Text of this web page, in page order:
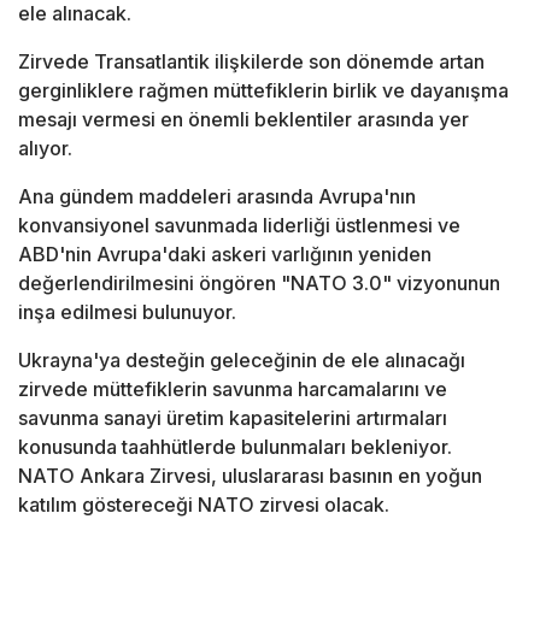
ele alınacak.
Zirvede Transatlantik ilişkilerde son dönemde artan
gerginliklere rağmen müttefiklerin birlik ve dayanışma
mesajı vermesi en önemli beklentiler arasında yer
alıyor.
Ana gündem maddeleri arasında Avrupa'nın
konvansiyonel savunmada liderliği üstlenmesi ve
ABD'nin Avrupa'daki askeri varlığının yeniden
değerlendirilmesini öngören "NATO 3.0" vizyonunun
inşa edilmesi bulunuyor.
Ukrayna'ya desteğin geleceğinin de ele alınacağı
zirvede müttefiklerin savunma harcamalarını ve
savunma sanayi üretim kapasitelerini artırmaları
konusunda taahhütlerde bulunmaları bekleniyor.
NATO Ankara Zirvesi, uluslararası basının en yoğun
katılım göstereceği NATO zirvesi olacak.